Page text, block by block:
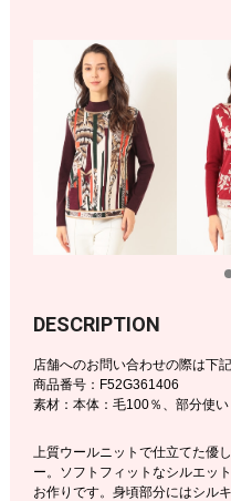
DESCRIPTION
店舗へのお問い合わせの際は下
商品番号：F52G361406
素材：本体：毛100％、部分使
上質ウールニットで仕立てた優
ー。ソフトフィットなシルエッ
お作りです。身頃部分にはシル